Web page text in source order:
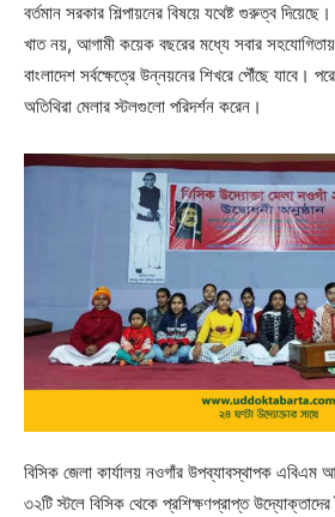
বর্তমান সরকার শিল্পায়নের বিষয়ে যথেষ্ট গুরুত্ব
খাত নয়, আগামী কয়েক বছরের মধ্যে সবার সহযোগিতায়
বাংলাদেশ সর্বক্ষেত্রে উন্নয়নের শিখরে পৌঁছে যাবে।
অতিথিরা মেলার স্টলগুলো পরিদর্শন করেন।
বিসিক জেলা কার্যালয় নওগাঁর উপব্যাবস্থাপক এবিএম
৩২টি স্টলে বিসিক থেকে প্রশিক্ষণপ্রাপ্ত